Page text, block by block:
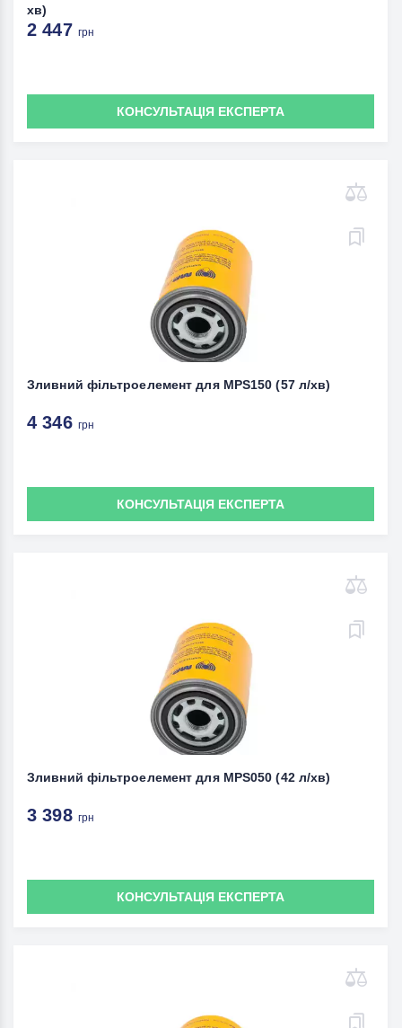
хв)
2 447 грн
КОНСУЛЬТАЦІЯ ЕКСПЕРТА
Зливний фільтроелемент для MPS150 (57 л/хв)
4 346 грн
КОНСУЛЬТАЦІЯ ЕКСПЕРТА
Зливний фільтроелемент для MPS050 (42 л/хв)
3 398 грн
КОНСУЛЬТАЦІЯ ЕКСПЕРТА